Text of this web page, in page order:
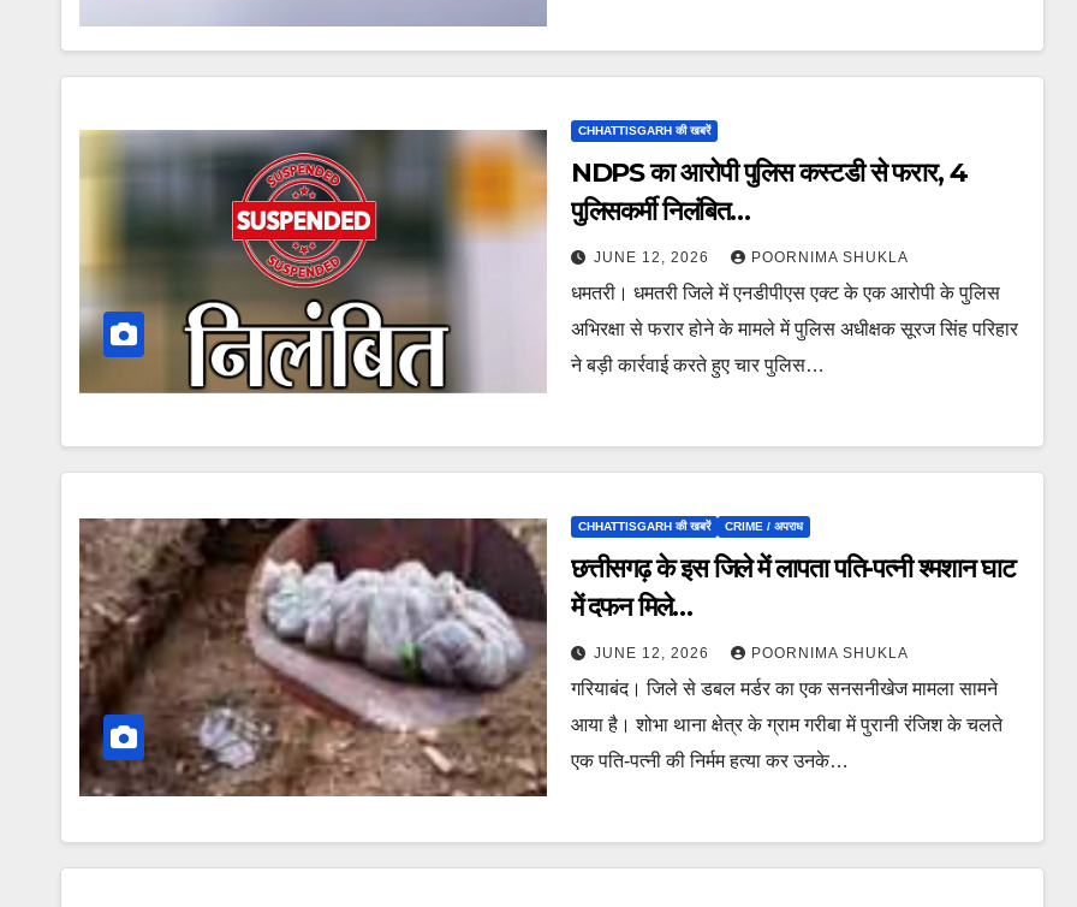
CHHATTISGARH की खबरें
NDPS का आरोपी पुलिस कस्टडी से फरार, 4
पुलिसकर्मी निलंबित…
JUNE 12, 2026 POORNIMA SHUKLA
धमतरी। धमतरी जिले में एनडीपीएस एक्ट के एक आरोपी के पुलिस
अभिरक्षा से फरार होने के मामले में पुलिस अधीक्षक सूरज सिंह परिहार
ने बड़ी कार्रवाई करते हुए चार पुलिस…
CHHATTISGARH की खबरें CRIME / अपराध
छत्तीसगढ़ के इस जिले में लापता पति-पत्नी श्मशान घाट
में दफन मिले…
JUNE 12, 2026 POORNIMA SHUKLA
गरियाबंद। जिले से डबल मर्डर का एक सनसनीखेज मामला सामने
आया है। शोभा थाना क्षेत्र के ग्राम गरीबा में पुरानी रंजिश के चलते
एक पति-पत्नी की निर्मम हत्या कर उनके…